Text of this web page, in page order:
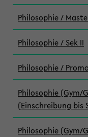
Philosophie /
Philosophie / Sek II
Philosophie /
Philosophie (Gym/
(Einschreibung bis
Philosophie (Gym/